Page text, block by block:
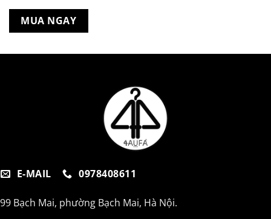
MUA NGAY
₫.
E-MAIL 0978408611
99 Bạch Mai, phường Bạch Mai, Hà Nội.